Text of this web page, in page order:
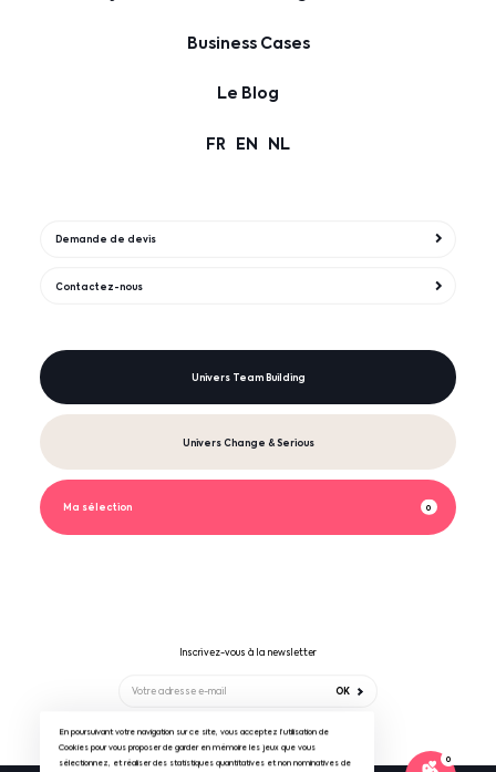
En poursuivant votre navigation sur ce site, vous acceptez l’utilisation de
Cookies pour vous proposer de garder en mémoire les jeux que vous
sélectionnez, et réaliser des statistiques quantitatives et non nominatives de
Business Cases
Le Blog
FR EN NL
Demande de devis
Contactez-nous
Univers Team Building
Univers Change & Serious
0
Ma sélection
Inscrivez-vous à la newsletter
OK
Suivez-nous sur
0